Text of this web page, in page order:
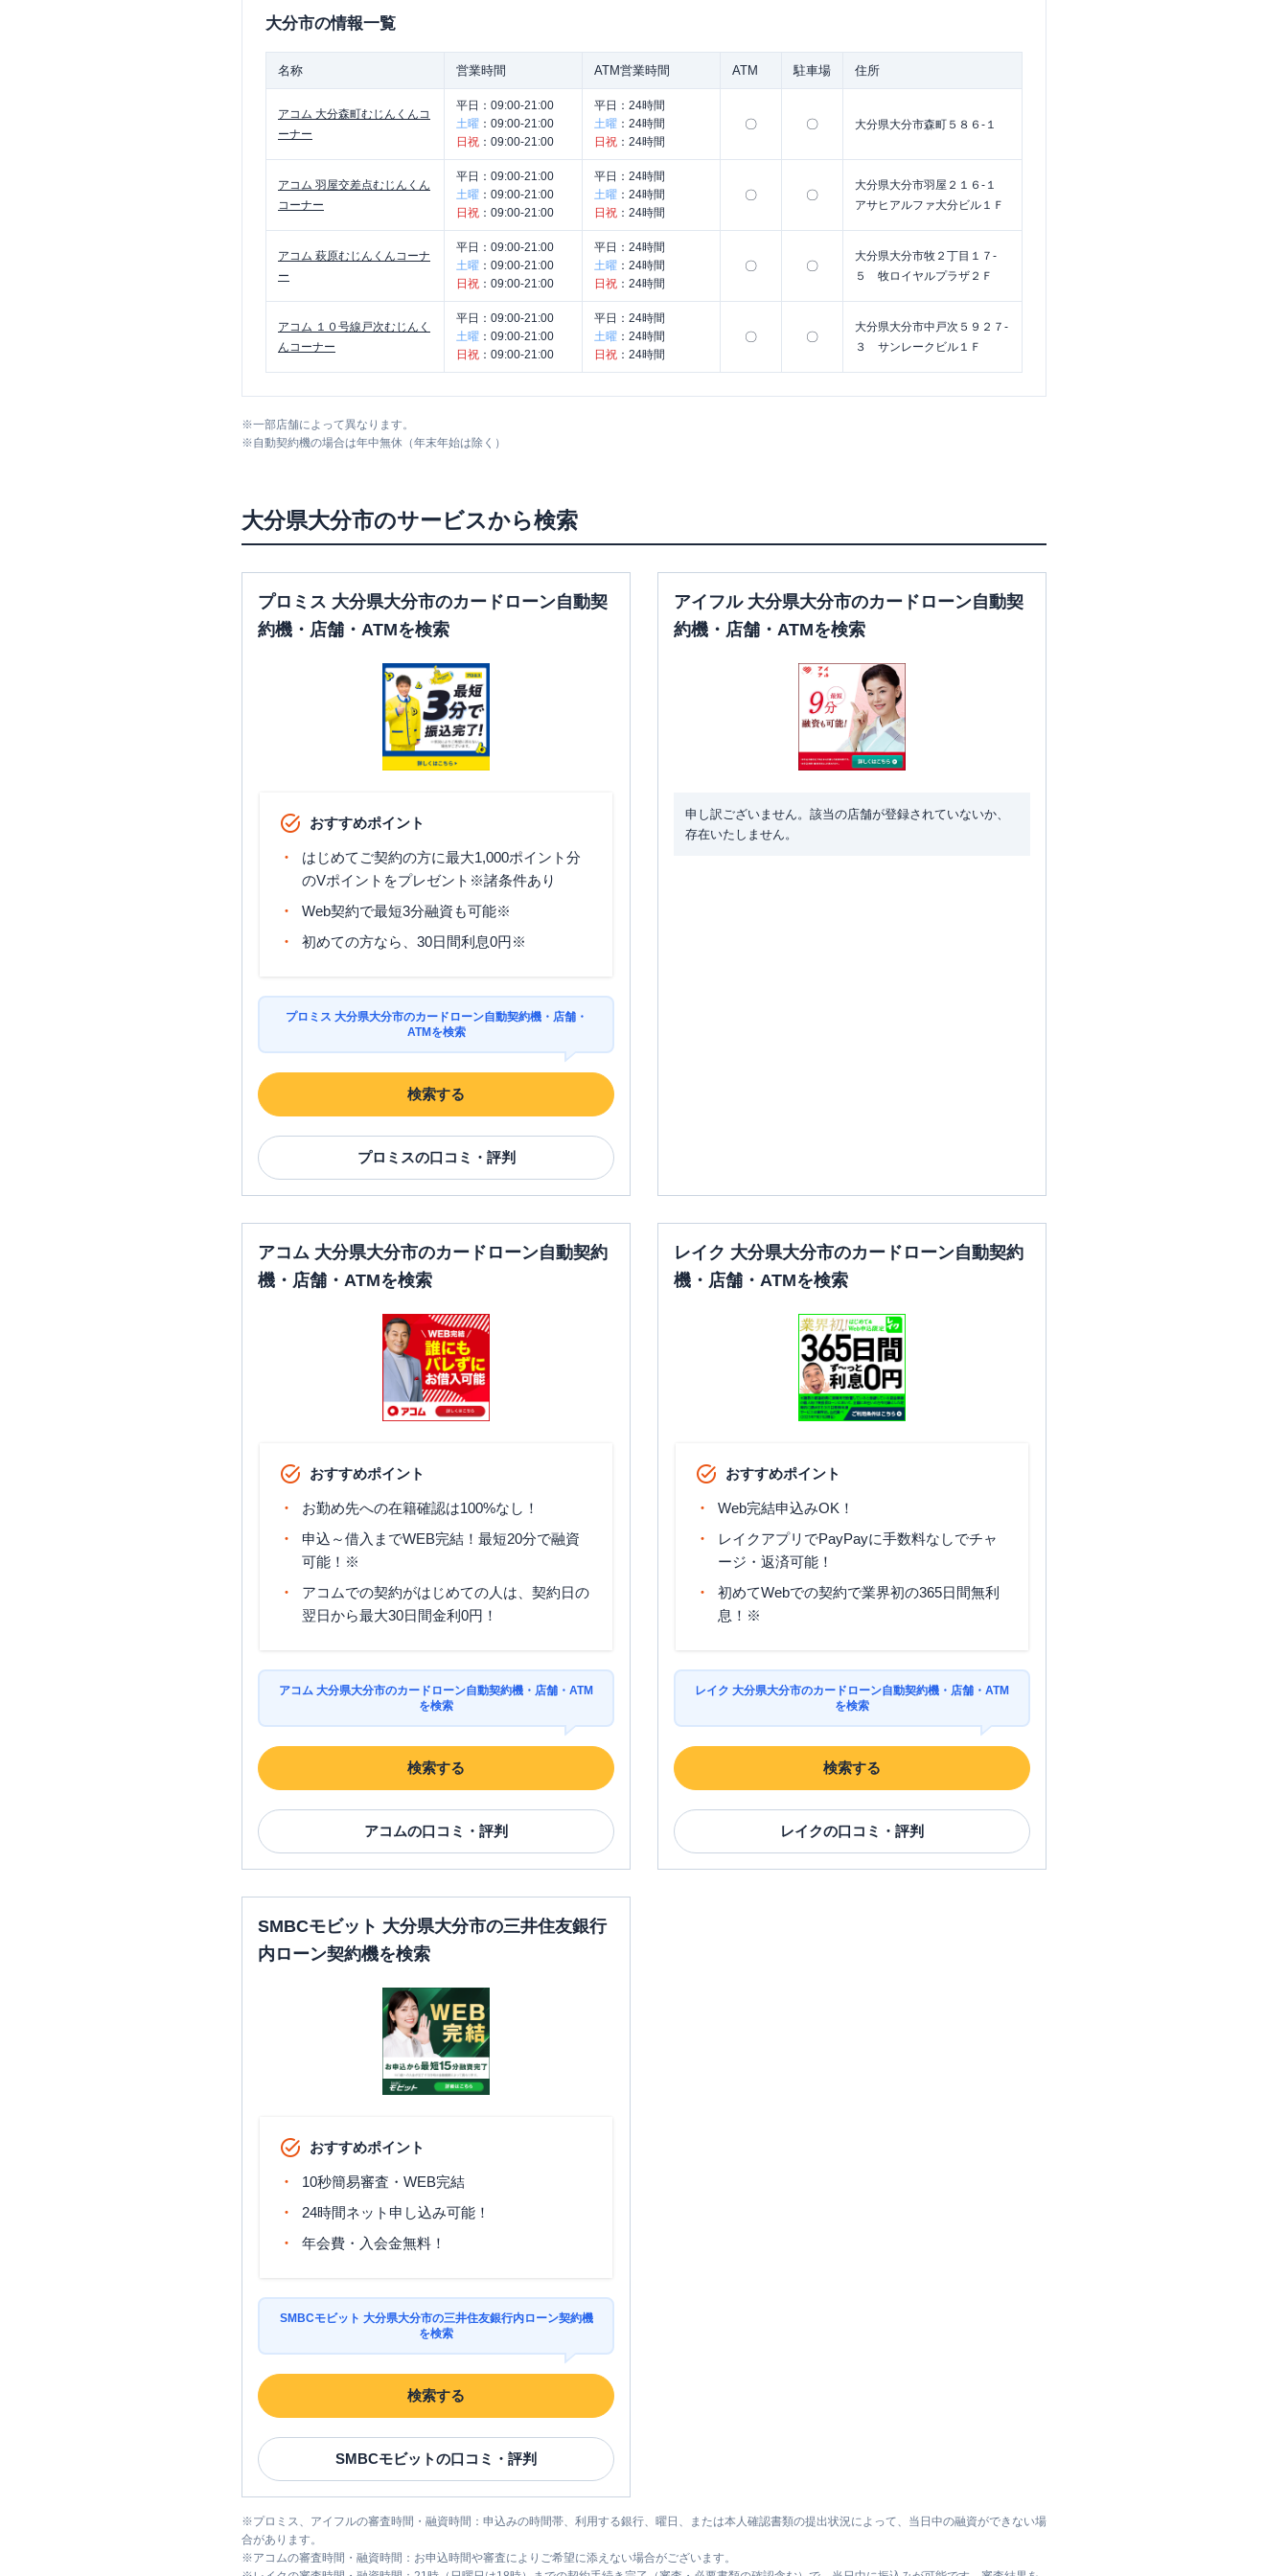
大分市の情報一覧
名称 営業時間 ATM営業時間 ATM 駐車場 住所
アコム 大分森町むじんくんコ
ーナー
平日： 09:00-21:00
土曜 ： 09:00-21:00
日祝 ： 09:00-21:00
平日： 24時間
土曜 ： 24時間
日祝 ： 24時間
〇 〇 大分県大分市森町５８６-１
アコム 羽屋交差点むじんくん
コーナー
平日： 09:00-21:00
土曜 ： 09:00-21:00
日祝 ： 09:00-21:00
平日： 24時間
土曜 ： 24時間
日祝 ： 24時間
〇 〇
大分県大分市羽屋２１６-１
アサヒアルファ大分ビル１Ｆ
アコム 萩原むじんくんコーナ
ー
平日： 09:00-21:00
土曜 ： 09:00-21:00
日祝 ： 09:00-21:00
平日： 24時間
土曜 ： 24時間
日祝 ： 24時間
〇 〇
大分県大分市牧２丁目１７-
５ 牧ロイヤルプラザ２Ｆ
アコム １０号線戸次むじんく
んコーナー
平日： 09:00-21:00
土曜 ： 09:00-21:00
日祝 ： 09:00-21:00
平日： 24時間
土曜 ： 24時間
日祝 ： 24時間
〇 〇
大分県大分市中戸次５９２７-
３ サンレークビル１Ｆ
※一部店舗によって異なります。
※自動契約機の場合は年中無休（年末年始は除く）
大分県大分市のサービスから検索
プロミス 大分県大分市のカードローン自動契
約機・店舗・ATMを検索
おすすめポイント
はじめてご契約の方に最大1,000ポイント分
のVポイントをプレゼント※諸条件あり
Web契約で最短3分融資も可能※
初めての方なら、30日間利息0円※
プロミス 大分県大分市のカードローン自動契約機・店舗・
ATMを検索
検索する
プロミスの口コミ・評判
アイフル 大分県大分市のカードローン自動契
約機・店舗・ATMを検索
申し訳ございません。該当の店舗が登録されていないか、
存在いたしません。
アコム 大分県大分市のカードローン自動契約
機・店舗・ATMを検索
おすすめポイント
お勤め先への在籍確認は100%なし！
申込～借入までWEB完結！最短20分で融資
可能！※
アコムでの契約がはじめての人は、契約日の
翌日から最大30日間金利0円！
アコム 大分県大分市のカードローン自動契約機・店舗・ATM
を検索
検索する
アコムの口コミ・評判
レイク 大分県大分市のカードローン自動契約
機・店舗・ATMを検索
おすすめポイント
Web完結申込みOK！
レイクアプリでPayPayに手数料なしでチャ
ージ・返済可能！
初めてWebでの契約で業界初の365日間無利
息！※
レイク 大分県大分市のカードローン自動契約機・店舗・ATM
を検索
検索する
レイクの口コミ・評判
SMBCモビット 大分県大分市の三井住友銀行
内ローン契約機を検索
おすすめポイント
10秒簡易審査・WEB完結
24時間ネット申し込み可能！
年会費・入会金無料！
SMBCモビット 大分県大分市の三井住友銀行内ローン契約機
を検索
検索する
SMBCモビットの口コミ・評判
※プロミス、アイフルの審査時間・融資時間：申込みの時間帯、利用する銀行、曜日、または本人確認書類の提出状況によって、当日中の融資ができない場
合があります。
※アコムの審査時間・融資時間：お申込時間や審査によりご希望に添えない場合がございます。